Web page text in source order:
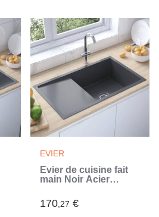
EVIER
Évier de cuisine fait
main Noir Acier
170,27 €